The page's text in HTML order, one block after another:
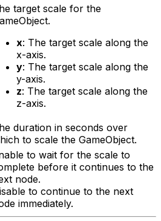
target scale for the
x: The target scale along the
x-axis.
y: The target scale along the
y-axis.
z: The target scale along the
z-axis.
duration in seconds over
to scale the GameObject.
to wait for the scale to
before it continues to the
node.
to continue to the next
immediately.